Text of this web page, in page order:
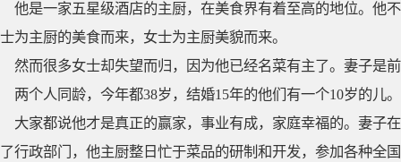
他是一家五星级酒店的主厨，在美食界有着至高的地位。他
士为主厨的美食而来，女士为主厨美貌而来。
然而很多女士却失望而归，因为他已经名菜有主了。妻子是
两个人同龄，今年都38岁，结婚15年的他们有一个10岁的儿。
大家都说他才是真正的赢家，事业有成，家庭幸福的。妻子
了行政部门，他主厨整日忙于菜品的研制和开发，参加各种全